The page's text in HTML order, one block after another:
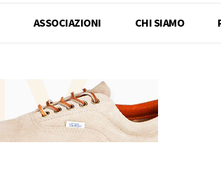
ASSOCIAZIONI CHI SIAMO